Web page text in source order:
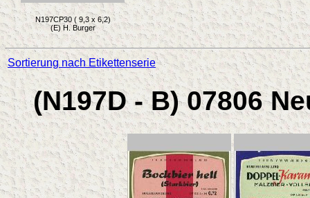
N197CP30 ( 9,3 x 6,2)
(E) H. Burger
Sortierung nach Etikettenserie
(N197D - B) 07806